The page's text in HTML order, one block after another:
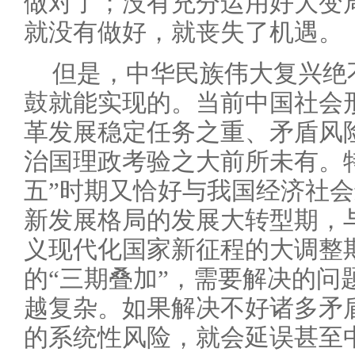
就没有做好，就丧失了机遇。
但是，中华民族伟大复兴
鼓就能实现的。当前中国社会
革发展稳定任务之重、矛盾风
治国理政考验之大前所未有。
五”时期又恰好与我国经济社
新发展格局的发展大转型期，
义现代化国家新征程的大调
的“三期叠加”，需要解决的问
越复杂。如果解决不好诸多矛
的系统性风险，就会延误甚至